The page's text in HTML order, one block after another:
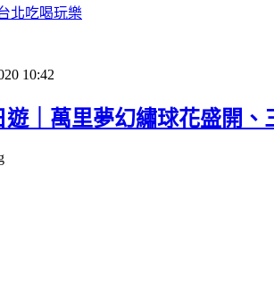
北吃喝玩樂
10:42
遊｜萬里夢幻繡球花盛開、